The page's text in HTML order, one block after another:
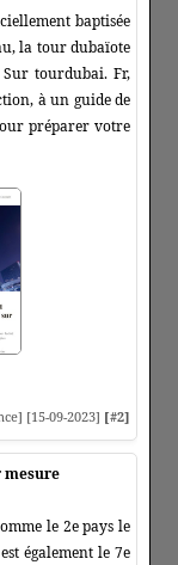
baptisée
la tour dubaïote
tourdubai. Fr,
à un guide de
préparer votre
[15-09-2023] [#2]
mesure
le 2e pays le
également le 7e